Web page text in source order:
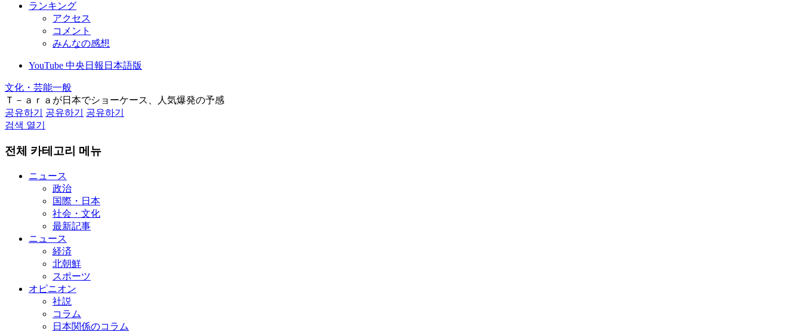
ランキング
アクセス
コメント
みんなの感想
YouTube 中央日報日本語版
文化・芸能一般
Ｔ－ａｒａが日本でショーケース、人気爆発の予感
공유하기
공유하기
공유하기
검색 열기
전체 카테고리 메뉴
ニュース
政治
国際・日本
社会・文化
最新記事
ニュース
経済
北朝鮮
スポーツ
オピニオン
社説
コラム
日本関係のコラム